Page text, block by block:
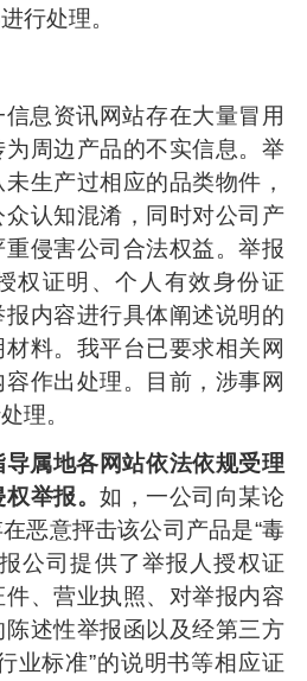
行处理。
息资讯网站存在大量冒用
周边产品的不实信息。举
生产过相应的品类物件，
认知混淆，同时对公司产
侵害公司合法权益。举报
权证明、个人有效身份证
内容进行具体阐述说明的
料。我平台已要求相关网
作出处理。目前，涉事网
理。
导属地各网站依法依规受理
权举报。如，一公司向某论
恶意抨击该公司产品是“毒
公司提供了举报人授权证
、营业执照、对举报内容
述性举报函以及经第三方
业标准”的说明书等相应证